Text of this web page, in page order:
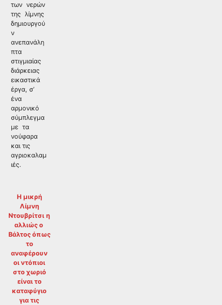
των νερών
της λίμνης
δημιουργού
ν
ανεπανάλη
πτα
στιγμιαίας
διάρκειας
εικαστικά
έργα, σ’
ένα
αρμονικό
σύμπλεγμα
με τα
νούφαρα
και τις
αγριοκαλαμ
ιές.
Η μικρή
Λίμνη
Ντουβρίτσι η
αλλιώς ο
Βάλτος όπως
το
αναφέρουν
οι ντόπιοι
στο χωριό
είναι το
καταφύγιο
για τις